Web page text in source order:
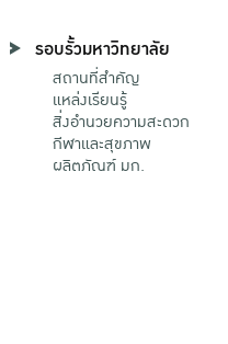
รอบรั้วมหาวิทยาลัย
สถานที่สำคัญ
แหล่งเรียนรู้
สิ่งอำนวยความสะดวก
กีฬาและสุขภาพ
ผลิตภัณฑ์ มก.